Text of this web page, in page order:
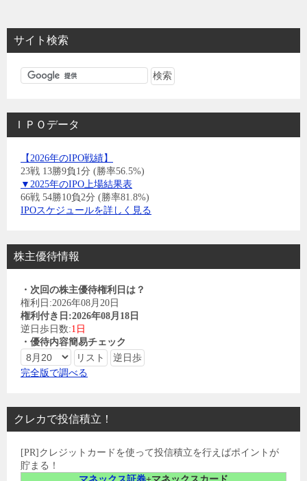
サイト検索
ＩＰＯデータ
【2026年のIPO戦績】
23戦 13勝9負1分 (勝率56.5%)
▼2025年のIPO上場結果表
66戦 54勝10負2分 (勝率81.8%)
IPOスケジュールを詳しく見る
株主優待情報
・次回の株主優待権利日は？
権利日:2026年08月20日
権利付き日:2026年08月18日
逆日歩日数:1日
・優待内容簡易チェック
完全版で調べる
クレカで投信積立！
[PR]クレジットカードを使って投信積立を行えばポイントが
貯まる！